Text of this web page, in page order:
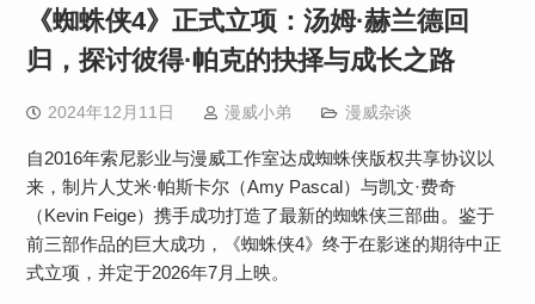
《蜘蛛侠4》正式立项：汤姆·赫兰德回
归，探讨彼得·帕克的抉择与成长之路
2024年12月11日 漫威小弟 漫威杂谈
自2016年索尼影业与漫威工作室达成蜘蛛侠版权共享协议以
来，制片人艾米·帕斯卡尔（Amy Pascal）与凯文·费奇
（Kevin Feige）携手成功打造了最新的蜘蛛侠三部曲。鉴于
前三部作品的巨大成功，《蜘蛛侠4》终于在影迷的期待中正
式立项，并定于2026年7月上映。